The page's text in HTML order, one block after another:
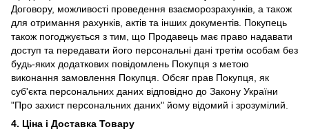
Договору, можливості проведення взаєморозрахунків, а також
для отримання рахунків, актів та інших документів. Покупець
також погоджується з тим, що Продавець має право надавати
доступ та передавати його персональні дані третім особам без
будь-яких додаткових повідомлень Покупця з метою
виконання замовлення Покупця. Обсяг прав Покупця, як
суб'єкта персональних даних відповідно до Закону України
"Про захист персональних даних" йому відомий і зрозумілий.
4. Ціна і Доставка Товару